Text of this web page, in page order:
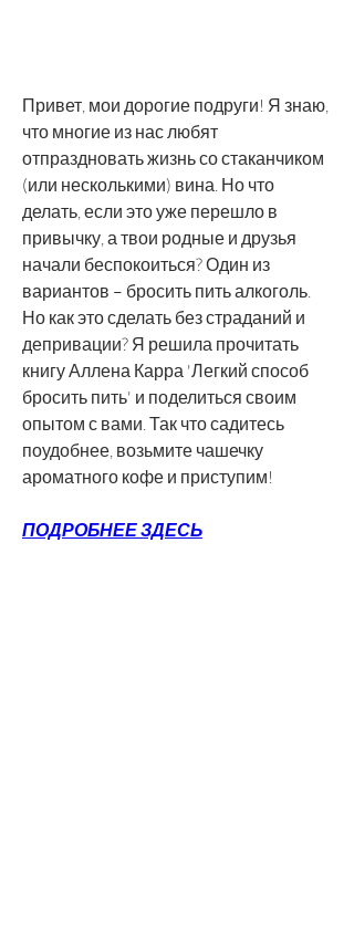
Привет, мои дорогие подруги! Я знаю,
что многие из нас любят
отпраздновать жизнь со стаканчиком
(или несколькими) вина. Но что
делать, если это уже перешло в
привычку, а твои родные и друзья
начали беспокоиться? Один из
вариантов – бросить пить алкоголь.
Но как это сделать без страданий и
депривации? Я решила прочитать
книгу Аллена Карра 'Легкий способ
бросить пить' и поделиться своим
опытом с вами. Так что садитесь
поудобнее, возьмите чашечку
ароматного кофе и приступим!
ПОДРОБНЕЕ ЗДЕСЬ